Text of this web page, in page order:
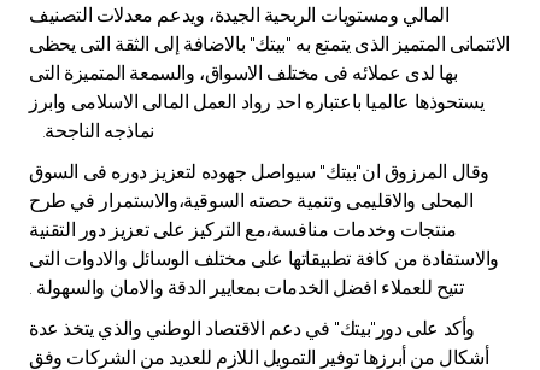
المالي ومستويات الربحية الجيدة، ويدعم معدلات التصنيف
الائتمانى المتميز الذى يتمتع به "بيتك" بالاضافة إلى الثقة التى يحظى
بها لدى عملائه فى مختلف الاسواق، والسمعة المتميزة التى
يستحوذها عالميا باعتباره احد رواد العمل المالى الاسلامى وابرز
نماذجه الناجحة.
وقال المرزوق ان"بيتك" سيواصل جهوده لتعزيز دوره فى السوق
المحلى والاقليمى وتنمية حصته السوقية،والاستمرار في طرح
منتجات وخدمات منافسة،مع التركيز على تعزيز دور التقنية
والاستفادة من كافة تطبيقاتها على مختلف الوسائل والادوات التى
تتيح للعملاء افضل الخدمات بمعايير الدقة والامان والسهولة .
وأكد على دور"بيتك" في دعم الاقتصاد الوطني والذي يتخذ عدة
أشكال من أبرزها توفير التمويل اللازم للعديد من الشركات وفق